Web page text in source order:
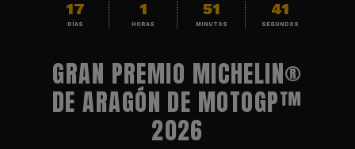
17
DÍAS
1
HORAS
51
MINUTOS
40
SEGUNDOS
GRAN PREMIO MICHELIN®
DE ARAGÓN DE MOTOGP™
2026